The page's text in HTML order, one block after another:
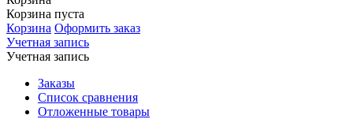
Корзина пуста
Корзина Оформить заказ
Учетная запись
Учетная запись
Заказы
Список сравнения
Отложенные товары